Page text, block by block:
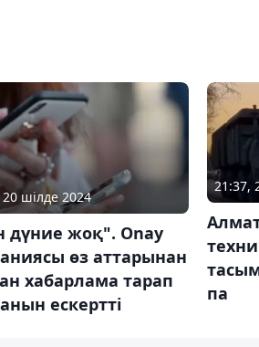
20 шілде 2024
дүние жоқ". Onay
өз аттарынан
хабарлама тарап
ескертті
21:37,
па